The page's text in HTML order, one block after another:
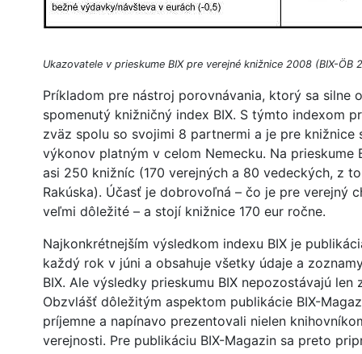
Ukazovatele v prieskume BIX pre verejné knižnice 2008 (BIX-ÖB
Príkladom pre nástroj porovnávania, ktorý sa silne
spomenutý knižničný index BIX. S týmto indexom
zväz spolu so svojimi 8 partnermi a je pre knižnice
výkonov platným v celom Nemecku. Na prieskume
asi 250 knižníc (170 verejných a 80 vedeckých, z
Rakúska). Účasť je dobrovoľná – čo je pre verejný
veľmi dôležité – a stojí knižnice 170 eur ročne.
Najkonkrétnejším výsledkom indexu BIX je
každý rok v júni a obsahuje všetky údaje a
BIX. Ale výsledky prieskumu BIX nepozostávajú
Obzvlášť dôležitým aspektom publikácie BIX-
príjemne a napínavo prezentovali nielen
verejnosti. Pre publikáciu BIX-Magazin sa preto